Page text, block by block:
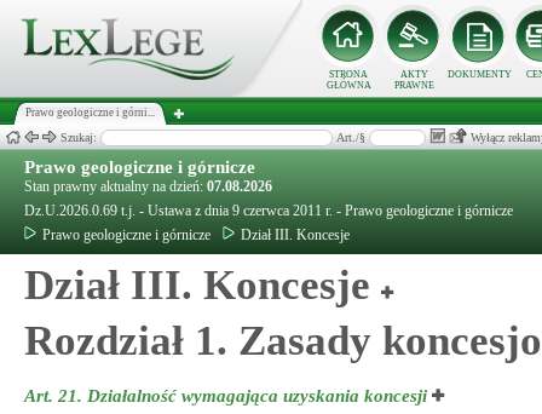
STRONA
GŁÓWNA
AKTY
PRAWNE
DOKUMENTY
Prawo geologiczne i górni...
Szukaj: Art./§ Wyłącz
Prawo geologiczne i górnicze
Stan prawny aktualny na dzień: 07.08.2026
Dz.U.2026.0.69 t.j. - Ustawa z dnia 9 czerwca 2011 r. - Prawo geologiczne i górnicze
Prawo geologiczne i górnicze
Dział III. Koncesje
Dział III. Koncesje
Rozdział 1. Zasady
Art. 21. Działalność wymagająca uzyskania koncesji